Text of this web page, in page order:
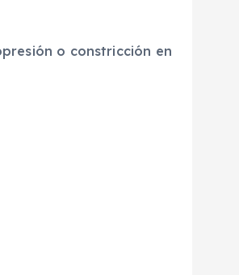
o constricción en